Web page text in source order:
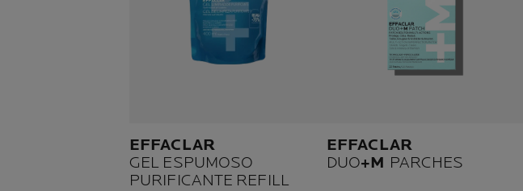
EFFACLAR
GEL ESPUMOSO
PURIFICANTE REFILL
EFFACLAR
DUO+M PARCHES